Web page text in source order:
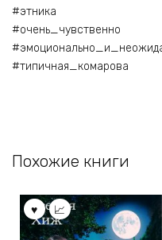
#этника
#очень_чувственно
#типичная_комарова
Похожие книги